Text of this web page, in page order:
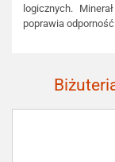
logicznych.
poprawia